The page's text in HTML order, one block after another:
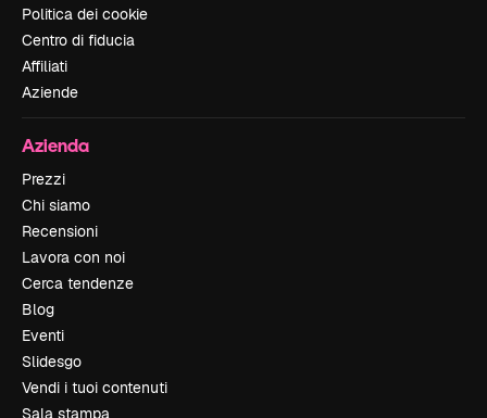
Politica dei cookie
Centro di fiducia
Affiliati
Aziende
Azienda
Prezzi
Chi siamo
Recensioni
Lavora con noi
Cerca tendenze
Blog
Eventi
Slidesgo
Vendi i tuoi contenuti
Sala stampa